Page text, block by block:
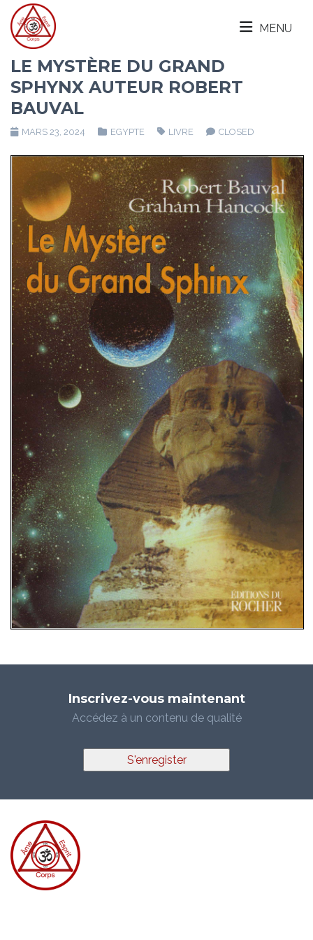
MENU
LE MYSTÈRE DU GRAND
SPHYNX AUTEUR ROBERT
BAUVAL
MARS 23, 2024 EGYPTE LIVRE CLOSED
Inscrivez-vous maintenant
Accédez à un contenu de qualité
S'enregister